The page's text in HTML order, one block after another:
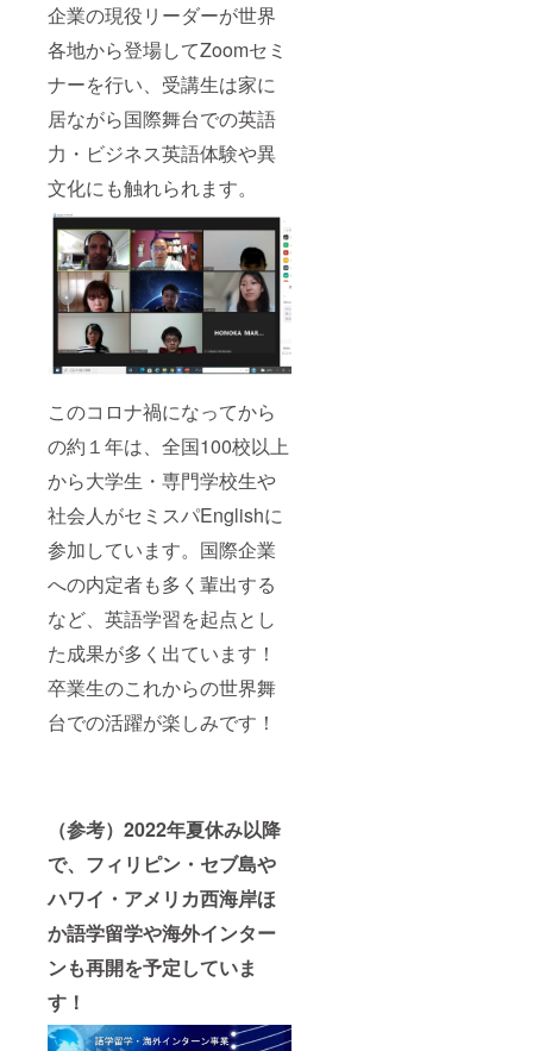
企業の現役リーダーが世界
各地から登場してZoomセミ
ナーを行い、受講生は家に
居ながら国際舞台での英語
力・ビジネス英語体験や異
文化にも触れられます。
このコロナ禍になってから
の約１年は、全国100校以上
から大学生・専門学校生や
社会人がセミスパEnglishに
参加しています。国際企業
への内定者も多く輩出する
など、英語学習を起点とし
た成果が多く出ています！
卒業生のこれからの世界舞
台での活躍が楽しみです！
（参考）2022年夏休み以降
で、フィリピン・セブ島や
ハワイ・アメリカ西海岸ほ
か語学留学や海外インター
ンも再開を予定していま
す！